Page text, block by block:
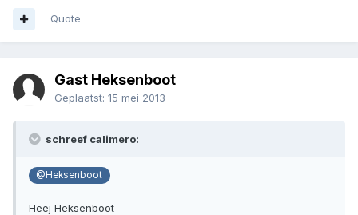
Quote
Gast Heksenboot
Geplaatst: 15 mei 2013
schreef calimero:
@Heksenboot
Heej Heksenboot